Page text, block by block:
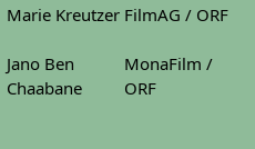
Marie Kreutzer FilmAG / ORF
Jano Ben
Chaabane
MonaFilm /
ORF